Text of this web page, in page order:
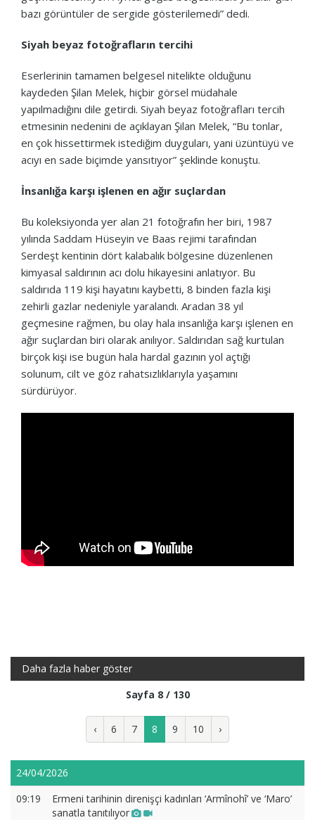
bazı görüntüler de sergide gösterilemedi” dedi.
Siyah beyaz fotoğrafların tercihi
Eserlerinin tamamen belgesel nitelikte olduğunu
kaydeden Şilan Melek, hiçbir görsel müdahale
yapılmadığını dile getirdi. Siyah beyaz fotoğrafları tercih
etmesinin nedenini de açıklayan Şilan Melek, “Bu tonlar,
en çok hissettirmek istediğim duyguları, yani üzüntüyü ve
acıyı en sade biçimde yansıtıyor” şeklinde konuştu.
İnsanlığa karşı işlenen en ağır suçlardan
Bu koleksiyonda yer alan 21 fotoğrafın her biri, 1987
yılında Saddam Hüseyin ve Baas rejimi tarafından
Serdeşt kentinin dört kalabalık bölgesine düzenlenen
kimyasal saldırının acı dolu hikayesini anlatıyor. Bu
saldırıda 119 kişi hayatını kaybetti, 8 binden fazla kişi
zehirli gazlar nedeniyle yaralandı. Aradan 38 yıl
geçmesine rağmen, bu olay hala insanlığa karşı işlenen en
ağır suçlardan biri olarak anılıyor. Saldırıdan sağ kurtulan
birçok kişi ise bugün hala hardal gazının yol açtığı
solunum, cilt ve göz rahatsızlıklarıyla yaşamını
sürdürüyor.
Daha fazla haber göster
Sayfa 8 / 130
‹ 6 7 8 9 10 ›
24/04/2026
09:19
Ermeni tarihinin direnişçi kadınları ‘Armînohî’ ve ‘Maro’
sanatla tanıtılıyor